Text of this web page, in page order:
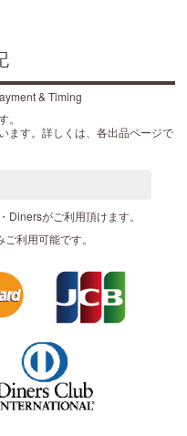
& Timing
ます。詳しくは、各出品ページで
がご利用頂けます。
利用可能です。